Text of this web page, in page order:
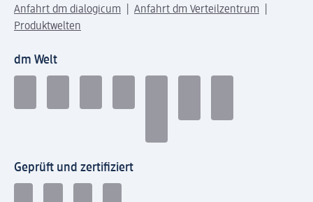
Anfahrt dm dialogicum
Anfahrt dm Verteilzentrum
Produktwelten
dm Welt
Geprüft und zertifiziert